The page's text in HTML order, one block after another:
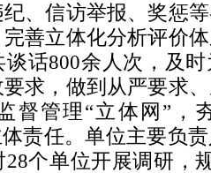
、信访举报、奖惩
善立体化分析评价
话800余人次，及
求，做到从严要求
督管理“立体网”，
责任。单位主要负
个单位开展调研，